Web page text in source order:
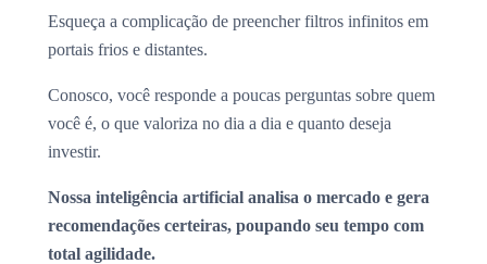
Esqueça a complicação de preencher filtros infinitos em
portais frios e distantes.
Conosco, você responde a poucas perguntas sobre quem
você é, o que valoriza no dia a dia e quanto deseja
investir.
Nossa inteligência artificial analisa o mercado e gera
recomendações certeiras, poupando seu tempo com
total agilidade.